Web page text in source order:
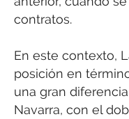
contratos.
En este contexto,
posición en
una gran
Navarra, con el